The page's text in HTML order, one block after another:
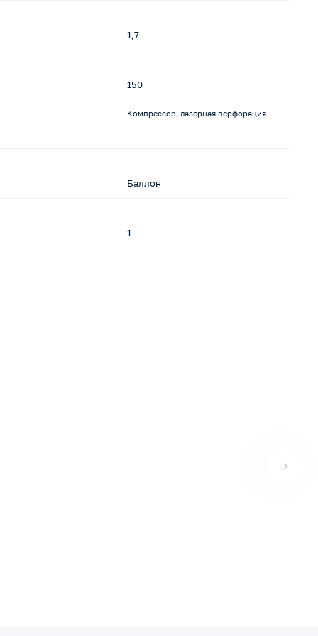
1,7
150
Компрессор, лазерная перфорация
Баллон
1